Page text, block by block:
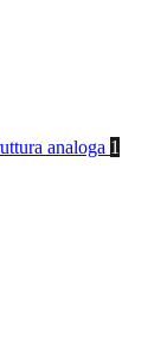
analoga 1